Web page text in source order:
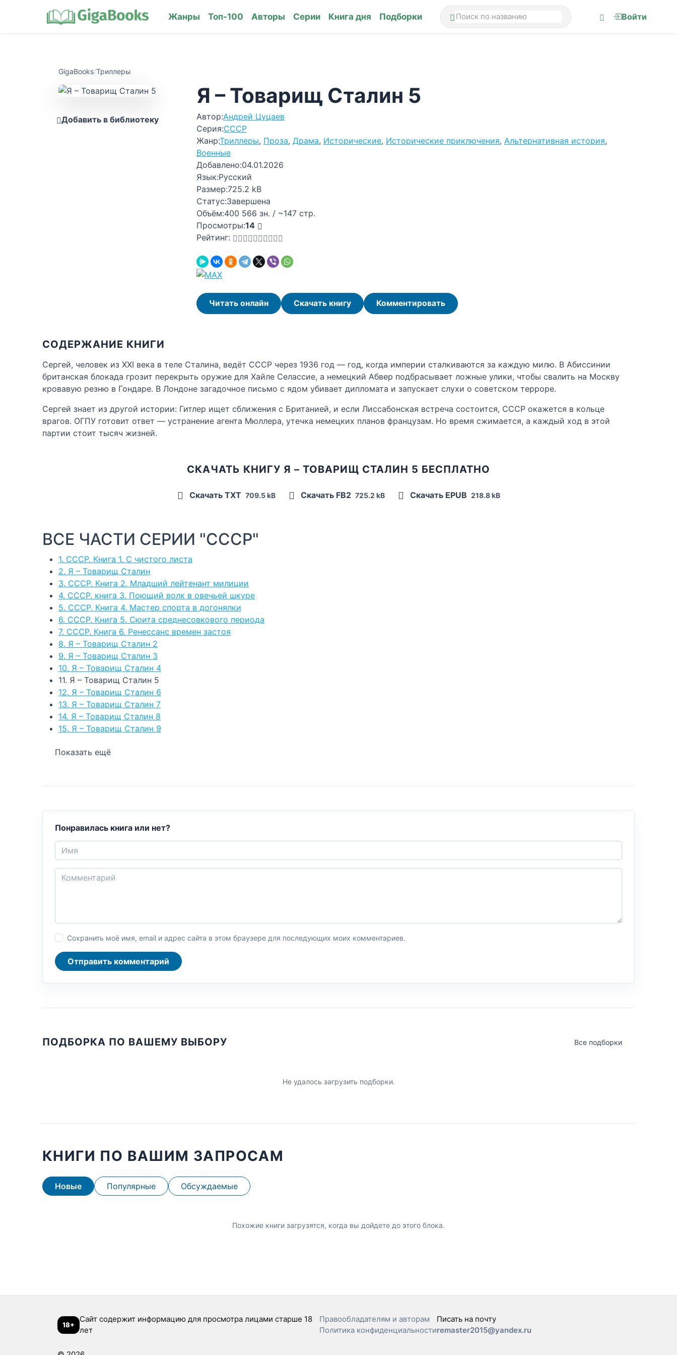
Жанры Топ-100 Авторы Серии Книга дня Подборки Войти
GigaBooks/Триллеры
Добавить в библиотеку
Я – Товарищ Сталин 5
Автор:Андрей Цуцаев
Серия:СССР
Жанр:Триллеры, Проза, Драма, Исторические, Исторические приключения, Альтернативная история,
Военные
Добавлено:04.01.2026
Язык:Русский
Размер:725.2 kB
Статус:Завершена
Объём:400 566 зн. / ~147 стр.
Просмотры:14
Рейтинг:
Читать онлайн Скачать книгу Комментировать
СОДЕРЖАНИЕ КНИГИ
Сергей, человек из XXI века в теле Сталина, ведёт СССР через 1936 год — год, когда империи сталкиваются за каждую милю. В Абиссинии
британская блокада грозит перекрыть оружие для Хайле Селассие, а немецкий Абвер подбрасывает ложные улики, чтобы свалить на Москву
кровавую резню в Гондаре. В Лондоне загадочное письмо с ядом убивает дипломата и запускает слухи о советском терроре.
Сергей знает из другой истории: Гитлер ищет сближения с Британией, и если Лиссабонская встреча состоится, СССР окажется в кольце
врагов. ОГПУ готовит ответ — устранение агента Мюллера, утечка немецких планов французам. Но время сжимается, а каждый ход в этой
партии стоит тысяч жизней.
СКАЧАТЬ КНИГУ Я – ТОВАРИЩ СТАЛИН 5 БЕСПЛАТНО
Скачать TXT 709.5 kB Скачать FB2 725.2 kB Скачать EPUB 218.8 kB
ВСЕ ЧАСТИ СЕРИИ "СССР"
1. СССР. Книга 1. С чистого листа
2. Я – Товарищ Сталин
3. СССР. Книга 2. Младший лейтенант милиции
4. СССР. книга 3. Поющий волк в овечьей шкуре
5. СССР. Книга 4. Мастер спорта в догонялки
6. СССР. Книга 5. Сюита среднесовкового периода
7. СССР. Книга 6. Ренессанс времен застоя
8. Я – Товарищ Сталин 2
9. Я – Товарищ Сталин 3
10. Я – Товарищ Сталин 4
11. Я – Товарищ Сталин 5
12. Я – Товарищ Сталин 6
13. Я – Товарищ Сталин 7
14. Я – Товарищ Сталин 8
15. Я – Товарищ Сталин 9
Показать ещё
Понравилась книга или нет?
Сохранить моё имя, email и адрес сайта в этом браузере для последующих моих комментариев.
Отправить комментарий
ПОДБОРКА ПО ВАШЕМУ ВЫБОРУ Все подборки
Не удалось загрузить подборки.
КНИГИ ПО ВАШИМ ЗАПРОСАМ
Новые Популярные Обсуждаемые
Похожие книги загрузятся, когда вы дойдете до этого блока.
18+
Сайт содержит информацию для просмотра лицами старше 18
лет
Правообладателям и авторам
Политика конфиденциальности
Писать на почту
remaster2015@yandex.ru